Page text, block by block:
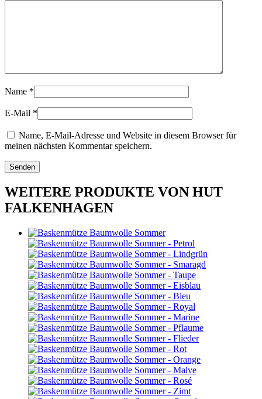
Name *
E-Mail *
Name, E-Mail-Adresse und Website in diesem Browser für
meinen nächsten Kommentar speichern.
WEITERE PRODUKTE VON HUT
FALKENHAGEN